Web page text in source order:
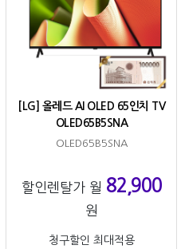
[LG] 올레드 AI OLED 65인치 TV
OLED65B5SNA
OLED65B5SNA
할인렌탈가 월 82,900
원
청구할인 최대적용